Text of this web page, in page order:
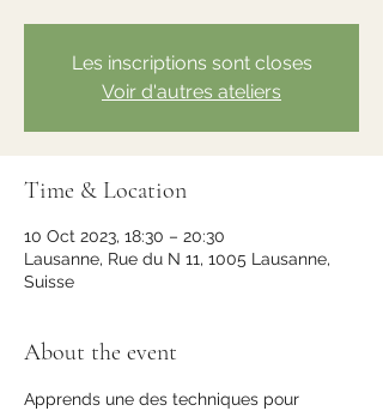
Les inscriptions sont closes
Voir d'autres ateliers
Time & Location
10 Oct 2023, 18:30 – 20:30
Lausanne, Rue du N 11, 1005 Lausanne,
Suisse
About the event
Apprends une des techniques pour